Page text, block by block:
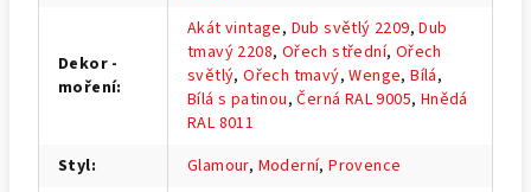
Dekor -
moření:
Akát vintage, Dub světlý 2209,Dub
tmavý 2208, Ořech střední, Ořech
světlý,Ořech tmavý,Wenge,Bílá,
Bílá s patinou,Černá RAL 9005, Hnědá
RAL 8011
Styl: Glamour, Moderní,Provence